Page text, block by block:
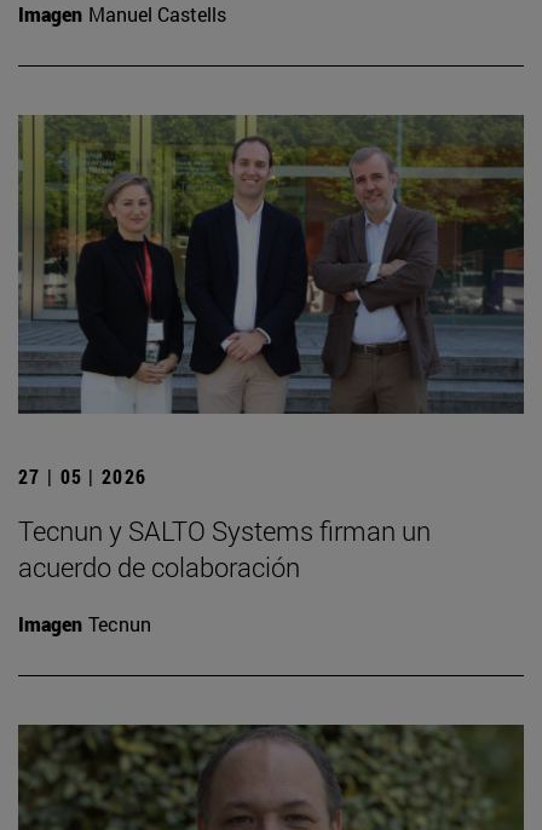
Imagen Manuel Castells
27 | 05 | 2026
Tecnun y SALTO Systems firman un
acuerdo de colaboración
Imagen Tecnun